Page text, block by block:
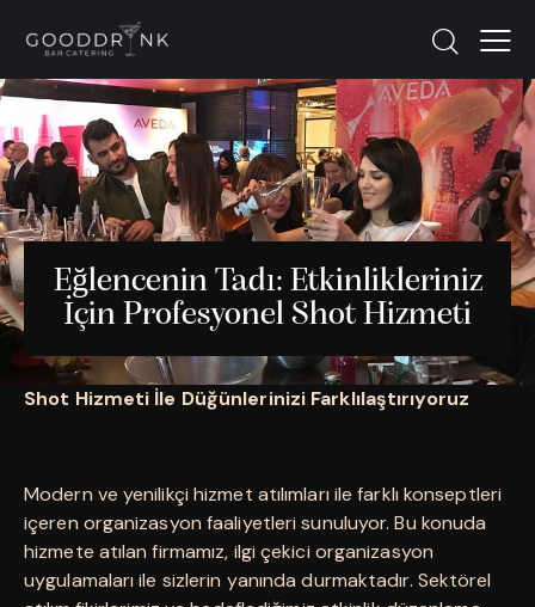
Eğlencenin Tadı: Etkinlikleriniz
İçin Profesyonel Shot Hizmeti
Shot Hizmeti İle Düğünlerinizi Farklılaştırıyoruz
Modern ve yenilikçi hizmet atılımları ile farklı konseptleri
içeren organizasyon faaliyetleri sunuluyor. Bu konuda
hizmete atılan firmamız, ilgi çekici organizasyon
uygulamaları ile sizlerin yanında durmaktadır. Sektörel